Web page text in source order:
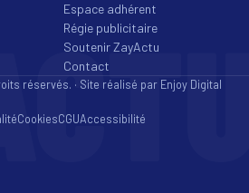
Espace adhérent
Régie publicitaire
Soutenir ZayActu
Contact
réservés. · Site réalisé par Enjoy Digital
CookiesCGUAccessibilité